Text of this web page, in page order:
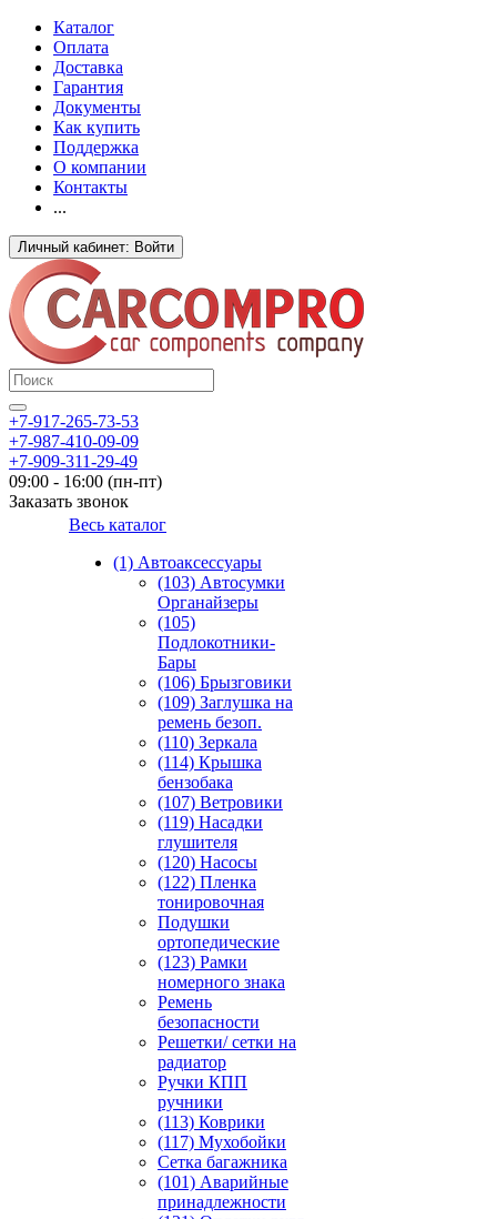
Каталог
Оплата
Доставка
Гарантия
Документы
Как купить
Поддержка
О компании
Контакты
...
Личный кабинет: Войти
+7-917-265-73-53
+7-987-410-09-09
+7-909-311-29-49
09:00 - 16:00 (пн-пт)
Заказать звонок
Весь каталог
(1) Автоаксессуары
(103) Автосумки
Органайзеры
(105)
Подлокотники-
Бары
(106) Брызговики
(109) Заглушка на
ремень безоп.
(110) Зеркала
(114) Крышка
бензобака
(107) Ветровики
(119) Насадки
глушителя
(120) Насосы
(122) Пленка
тонировочная
Подушки
ортопедические
(123) Рамки
номерного знака
Ремень
безопасности
Решетки/ сетки на
радиатор
Ручки КПП
ручники
(113) Коврики
(117) Мухобойки
Сетка багажника
(101) Аварийные
принадлежности